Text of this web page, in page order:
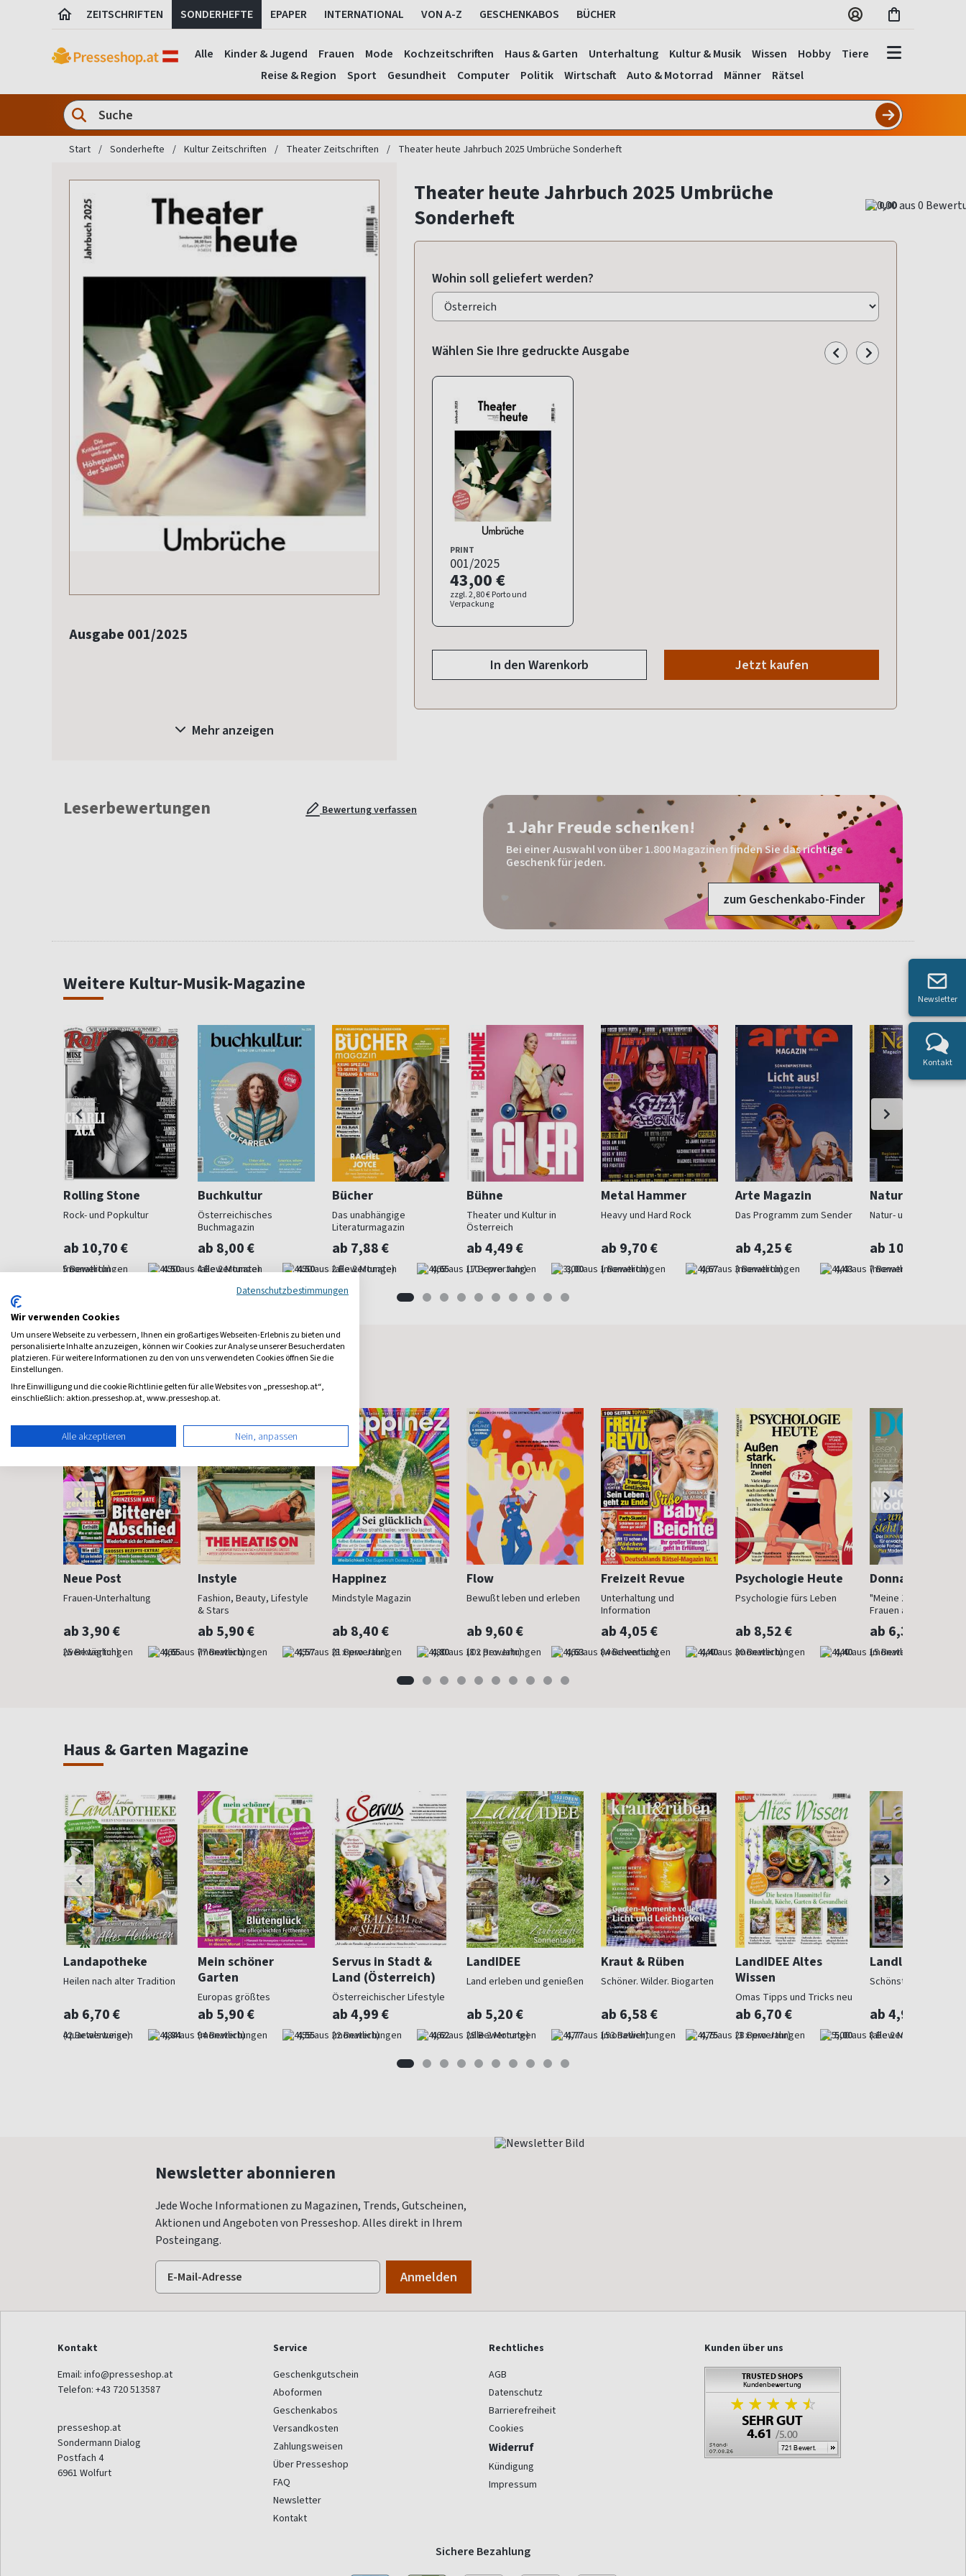
ZEITSCHRIFTEN SONDERHEFTE EPAPER INTERNATIONAL VON A-Z GESCHENKABOS BÜCHER
Alle Kinder & Jugend Frauen Mode Kochzeitschriften Haus & Garten Unterhaltung Kultur & Musik Wissen Hobby
Tiere
Reise & Region
Sport Gesundheit Computer Politik Wirtschaft Auto & Motorrad Männer Rätsel
Start Sonderhefte Kultur Zeitschriften Theater Zeitschriften Theater heute Jahrbuch 2025 Umbrüche Sonderheft
Ausgabe 001/2025
Mehr anzeigen
Theater heute Jahrbuch 2025 Umbrüche
Sonderheft
0,00
Wohin soll geliefert werden?
Wählen Sie Ihre gedruckte Ausgabe
PRINT
001/2025
43,00 €
zzgl. 2,80 € Porto und
Verpackung
In den Warenkorb Jetzt kaufen
Leserbewertungen Bewertung verfassen
1 Jahr Freude schenken!
Bei einer Auswahl von über 1.800 Magazinen finden Sie das richtige
Geschenk für jeden.
zum Geschenkabo-Finder
Weitere Kultur-Musik-Magazine
Rolling Stone
Rock- und Popkultur
ab 10,70 €
(monatlich) 4,50
Buchkultur
Österreichisches
Buchmagazin
ab 8,00 €
(alle 2 Monate) 4,50
Bücher
Das unabhängige
Literaturmagazin
ab 7,88 €
(alle 2 Monate) 4,65
Bühne
Theater und Kultur in
Österreich
ab 4,49 €
(10 x pro Jahr) 3,00
Metal Hammer
Heavy und Hard Rock
ab 9,70 €
(monatlich) 4,67
Arte Magazin
Das Programm zum Sender
ab 4,25 €
(monatlich) 4,43
Naturfoto
Natur- und
ab 10,00 €
(monatlich)
Frauenzeitschriften
Neue Post
Frauen-Unterhaltung
ab 3,90 €
(werktäglich) 4,65
Instyle
Fashion, Beauty, Lifestyle
& Stars
ab 5,90 €
(monatlich) 4,57
Happinez
Mindstyle Magazin
ab 8,40 €
(8 x pro Jahr) 4,80
Flow
Bewußt leben und erleben
ab 9,60 €
(8 x pro Jahr) 4,63
Freizeit Revue
Unterhaltung und
Information
ab 4,05 €
(wöchentlich) 4,40
Psychologie Heute
Psychologie fürs Leben
ab 8,52 €
(monatlich) 4,40
Donna
"Meine Zeit ist jetzt":
Frauen ab 40
ab 6,30 €
(monatlich)
Haus & Garten Magazine
Landapotheke
Heilen nach alter Tradition
ab 6,70 €
(quartalsweise) 4,84
Mein schöner
Garten
Europas größtes
Gartenmagazin
ab 5,90 €
(monatlich) 4,55
Servus in Stadt &
Land (Österreich)
Österreichischer Lifestyle
ab 4,99 €
(monatlich) 4,62
LandIDEE
Land erleben und genießen
ab 5,20 €
(alle 2 Monate) 4,77
Kraut & Rüben
Schöner. Wilder. Biogarten
ab 6,58 €
(monatlich) 4,75
LandIDEE Altes
Wissen
Omas Tipps und Tricks neu
entdeckt
ab 6,70 €
(3 x pro Jahr) 5,00
Landlust
Schönstes Landleben
ab 4,97 €
(alle 2 Monate)
Newsletter abonnieren
Jede Woche Informationen zu Magazinen, Trends, Gutscheinen,
Aktionen und Angeboten von Presseshop. Alles direkt in Ihrem
Posteingang.
Kontakt
Email: info@presseshop.at
Telefon: +43 720 513587
presseshop.at
Sondermann Dialog
Postfach 4
6961 Wolfurt
Service
Geschenkgutschein
Aboformen
Geschenkabos
Versandkosten
Zahlungsweisen
Über Presseshop
FAQ
Newsletter
Kontakt
Rechtliches
AGB
Datenschutz
Barrierefreiheit
Cookies
Widerruf
Kündigung
Impressum
Kunden über uns
Sichere Bezahlung
Newsletter
Kontakt
Datenschutzbestimmungen
Wir verwenden Cookies
Um unsere Webseite zu verbessern, Ihnen ein großartiges Webseiten-Erlebnis zu bieten und
personalisierte Inhalte anzuzeigen, können wir Cookies zur Analyse unserer Besucherdaten
platzieren. Für weitere Informationen zu den von uns verwendeten Cookies öffnen Sie die
Einstellungen.
Ihre Einwilligung und die cookie Richtlinie gelten für alle Websites von „presseshop.at“,
einschließlich: aktion.presseshop.at, www.presseshop.at.
Alle akzeptieren Nein, anpassen